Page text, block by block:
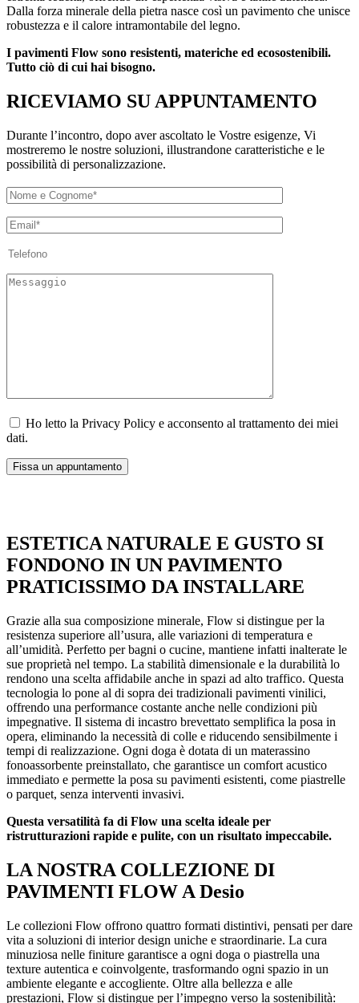
Dalla forza minerale della pietra nasce così un pavimento che unisce
robustezza e il calore intramontabile del legno.
I pavimenti Flow sono resistenti, materiche ed ecosostenibili.
Tutto ciò di cui hai bisogno.
RICEVIAMO SU APPUNTAMENTO​
Durante l’incontro, dopo aver ascoltato le Vostre esigenze, Vi
mostreremo le nostre soluzioni, illustrandone caratteristiche e le
possibilità di personalizzazione.
Ho letto la Privacy Policy e acconsento al trattamento dei miei
dati.
ESTETICA NATURALE E GUSTO SI
FONDONO IN UN PAVIMENTO
PRATICISSIMO DA INSTALLARE
Grazie alla sua composizione minerale, Flow si distingue per la
resistenza superiore all’usura, alle variazioni di temperatura e
all’umidità. Perfetto per bagni o cucine, mantiene infatti inalterate le
sue proprietà nel tempo. La stabilità dimensionale e la durabilità lo
rendono una scelta affidabile anche in spazi ad alto traffico. Questa
tecnologia lo pone al di sopra dei tradizionali pavimenti vinilici,
offrendo una performance costante anche nelle condizioni più
impegnative. Il sistema di incastro brevettato semplifica la posa in
opera, eliminando la necessità di colle e riducendo sensibilmente i
tempi di realizzazione. Ogni doga è dotata di un materassino
fonoassorbente preinstallato, che garantisce un comfort acustico
immediato e permette la posa su pavimenti esistenti, come piastrelle
o parquet, senza interventi invasivi.
Questa versatilità fa di Flow una scelta ideale per
ristrutturazioni rapide e pulite, con un risultato impeccabile.
LA NOSTRA COLLEZIONE DI
PAVIMENTI FLOW A Desio
Le collezioni Flow offrono quattro formati distintivi, pensati per dare
vita a soluzioni di interior design uniche e straordinarie. La cura
minuziosa nelle finiture garantisce a ogni doga o piastrella una
texture autentica e coinvolgente, trasformando ogni spazio in un
ambiente elegante e accogliente. Oltre alla bellezza e alle
prestazioni, Flow si distingue per l’impegno verso la sostenibilità: